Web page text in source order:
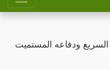
ودفاعه المستميت